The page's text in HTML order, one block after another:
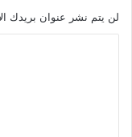
لن يتم نشر عنوان بريدك